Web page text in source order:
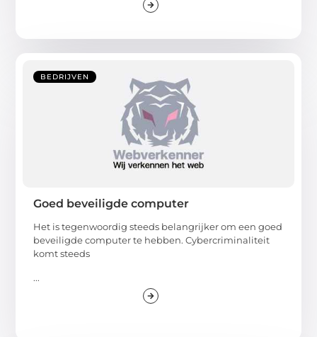
BEDRIJVEN
Goed beveiligde computer
Het is tegenwoordig steeds belangrijker om een goed
beveiligde computer te hebben. Cybercriminaliteit
komt steeds
...